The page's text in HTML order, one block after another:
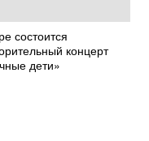
состоится
концерт
дети»